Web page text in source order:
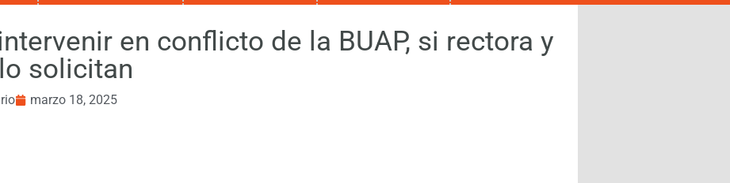
en conflicto de la BUAP, si rectora y
solicitan
marzo 18, 2025